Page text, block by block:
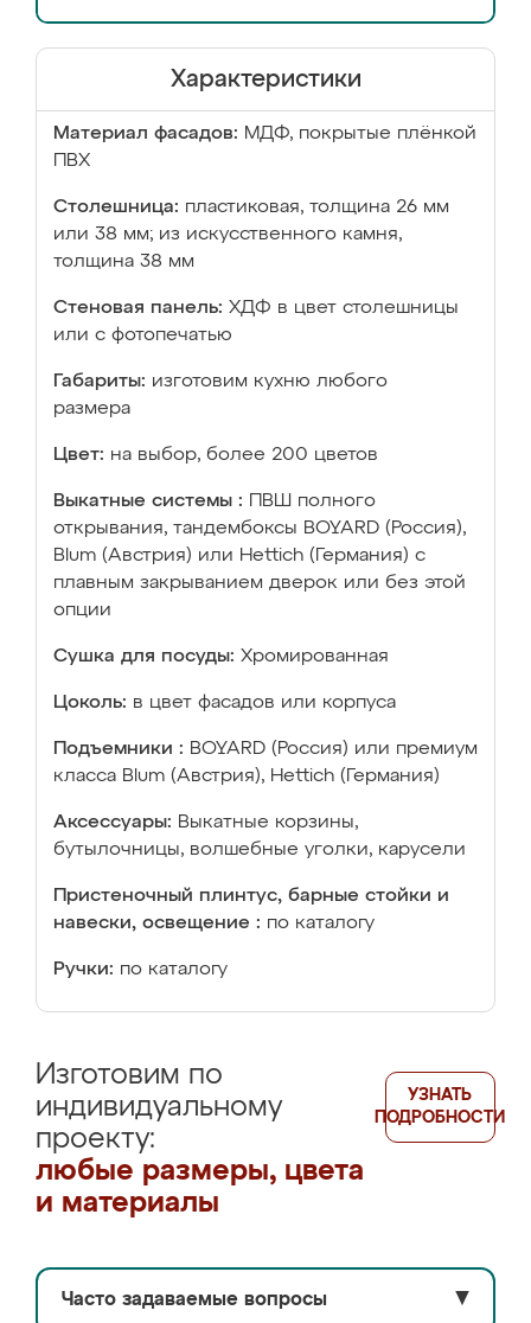
Характеристики
Материал фасадов: МДФ, покрытые плёнкой
ПВХ
Столешница: пластиковая, толщина 26 мм
или 38 мм; из искусственного камня,
толщина 38 мм
Стеновая панель: ХДФ в цвет столешницы
или с фотопечатью
Габариты: изготовим кухню любого
размера
Цвет: на выбор, более 200 цветов
Выкатные системы :
ПВШ полного
открывания, тандембоксы BOYARD (Россия),
Blum (Австрия) или Hettich (Германия) с
плавным закрыванием дверок или без этой
опции
Сушка для посуды: Хромированная
Цоколь: в цвет фасадов или корпуса
Подъемники : BOYARD (Россия) или премиум
класса Blum (Австрия), Hettich (Германия)
Аксессуары: Выкатные корзины,
бутылочницы, волшебные уголки, карусели
Пристеночный плинтус, барные стойки и
навески, освещение : по каталогу
Ручки: по каталогу
Изготовим по
индивидуальному
проекту:
любые размеры, цвета
и материалы
УЗНАТЬ
ПОДРОБНОСТИ
Часто задаваемые вопросы ▼